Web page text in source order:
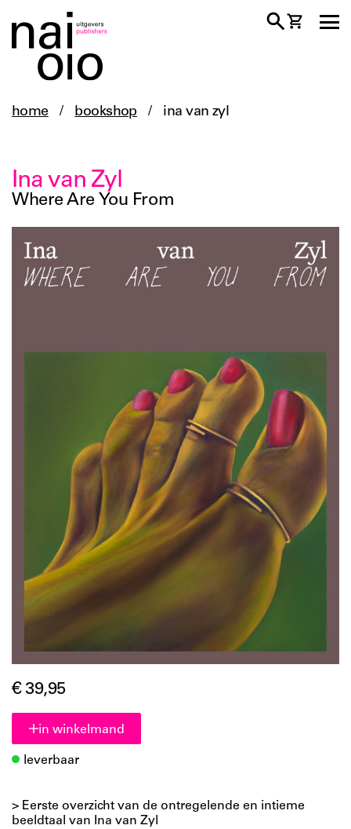
home / bookshop / ina van zyl
Ina van Zyl
Where Are You From
€ 39,95
in winkelmand
leverbaar
> Eerste overzicht van de ontregelende en intieme
beeldtaal van Ina van Zyl